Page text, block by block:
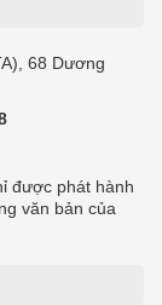
68 Dương
được phát hành
văn bản của